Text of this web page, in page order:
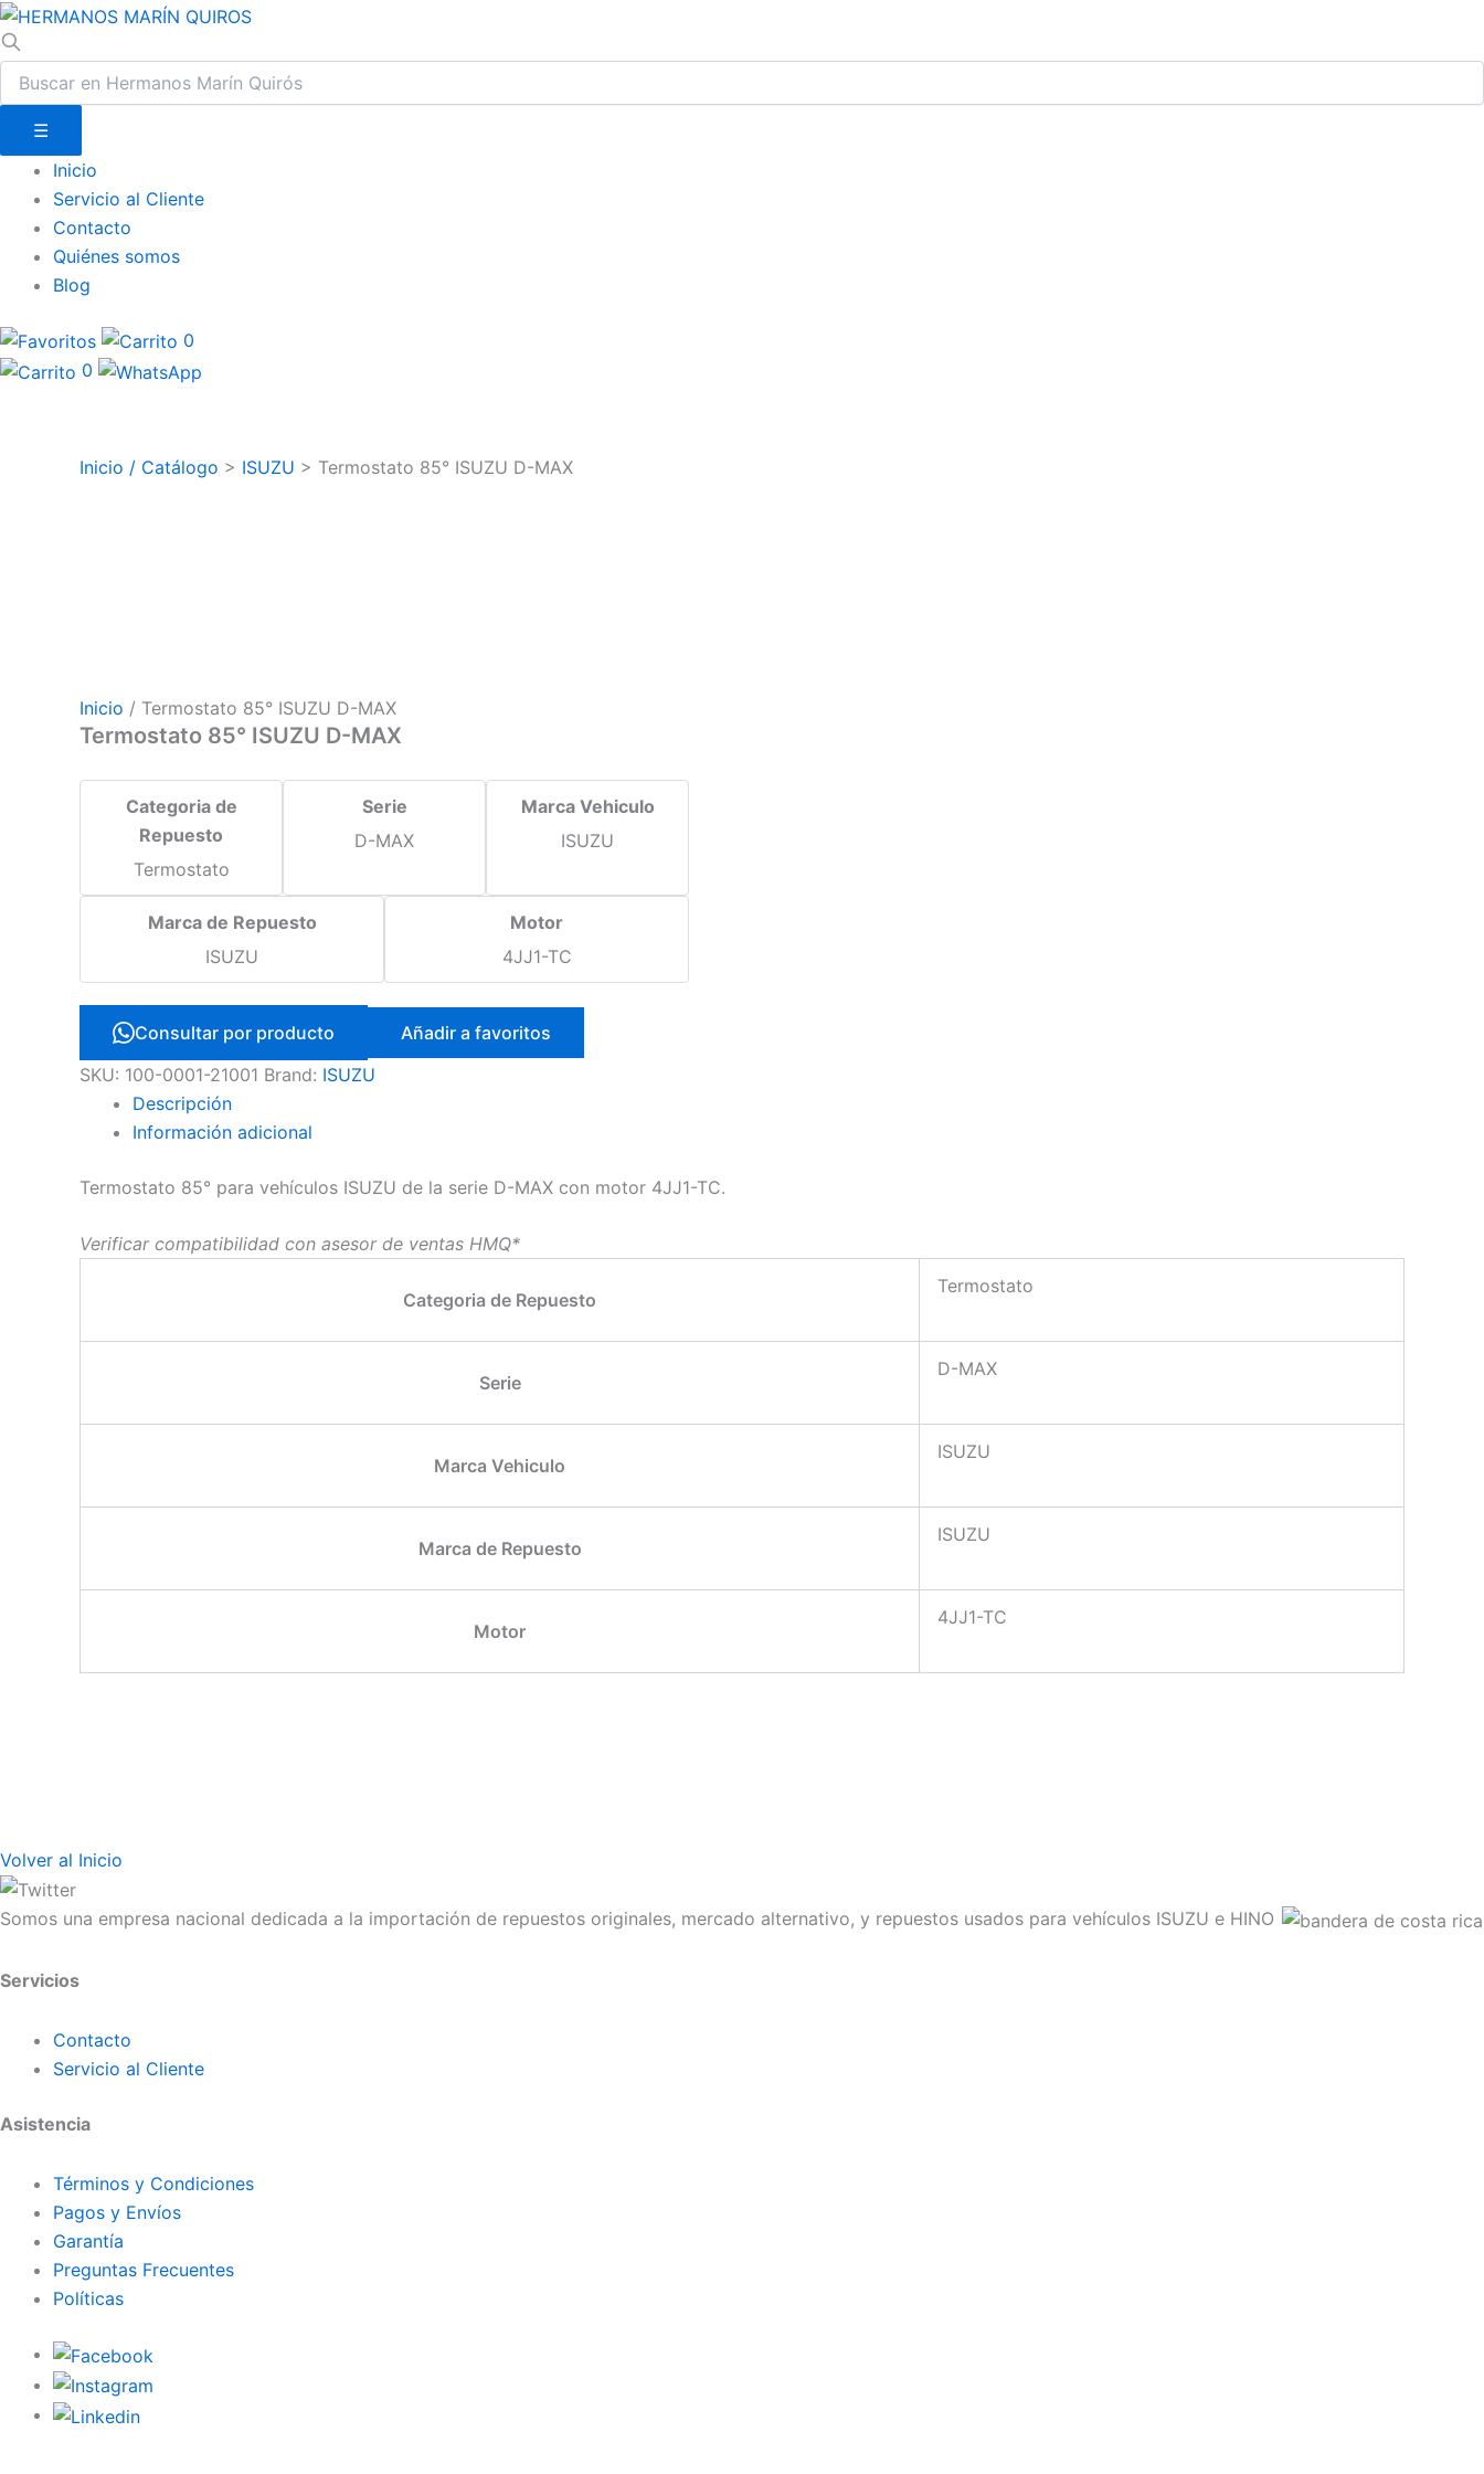
☰
Inicio
Servicio al Cliente
Contacto
Quiénes somos
Blog
0
0
Inicio / Catálogo > ISUZU > Termostato 85° ISUZU D-MAX
Inicio / Termostato 85° ISUZU D-MAX
Termostato 85° ISUZU D-MAX
Categoria de
Repuesto
Termostato
Serie
D-MAX
Marca Vehiculo
ISUZU
Marca de Repuesto
ISUZU
Motor
4JJ1-TC
Consultar por producto
Añadir a favoritos
SKU: 100-0001-21001 Brand: ISUZU
Descripción
Información adicional
Termostato 85° para vehículos ISUZU de la serie D-MAX con motor 4JJ1-TC.
Verificar compatibilidad con asesor de ventas HMQ*
Categoria de Repuesto
Termostato
Serie
D-MAX
Marca Vehiculo
ISUZU
Marca de Repuesto
ISUZU
Motor
4JJ1-TC
Volver al Inicio
Somos una empresa nacional dedicada a la importación de repuestos originales, mercado alternativo, y repuestos usados para vehículos ISUZU e HINO
Servicios
Contacto
Servicio al Cliente
Asistencia
Términos y Condiciones
Pagos y Envíos
Garantía
Preguntas Frecuentes
Políticas